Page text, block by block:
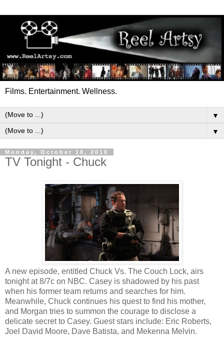
Films. Entertainment. Wellness.
▼
▼
Monday, October 18, 2010
TV Tonight - Chuck
A new episode, entitled Chuck Vs. The Couch Lock, airs
tonight at 8/7c on NBC. Casey is shadowed by his past
when his former team returns and searches for him.
Meanwhile, Chuck continues his quest to find his mother,
and Morgan tries to summon the courage to disclose a
delicate secret to Casey. Guest stars include: Eric Roberts,
Joel David Moore, Dave Batista, and Mekenna Melvin.